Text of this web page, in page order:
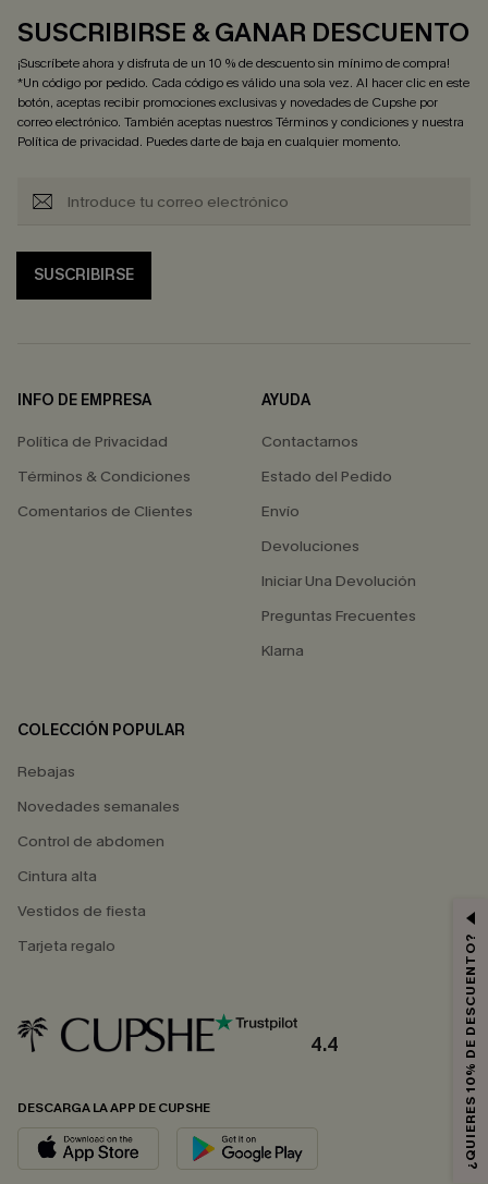
SUSCRIBIRSE & GANAR DESCUENTO
¡Suscríbete ahora y disfruta de un 10 % de descuento sin mínimo de compra!
*Un código por pedido. Cada código es válido una sola vez. Al hacer clic en este
botón, aceptas recibir promociones exclusivas y novedades de Cupshe por
correo electrónico. También aceptas nuestrosTérminos y condicionesy nuestra
Política de privacidad. Puedes darte de baja en cualquier momento.
SUSCRIBIRSE
INFO DE EMPRESA
Política de Privacidad
Términos & Condiciones
Comentarios de Clientes
AYUDA
Contactarnos
Estado del Pedido
Envío
Devoluciones
Iniciar Una Devolución
Preguntas Frecuentes
Klarna
COLECCIÓN POPULAR
Rebajas
Novedades semanales
Control de abdomen
Cintura alta
Vestidos de fiesta
Tarjeta regalo
4.4
DESCARGA LA APP DE CUPSHE ¿QUIERES 10% DE DESCUENTO?